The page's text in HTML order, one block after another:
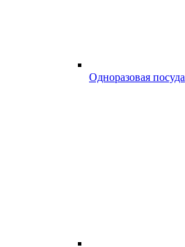
Одноразовая посуда